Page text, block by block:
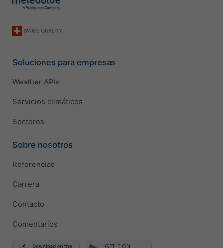
Soluciones para empresas
Weather APIs
Servicios climáticos
Sectores
Sobre nosotros
Referencias
Carrera
Contacto
Comentarios